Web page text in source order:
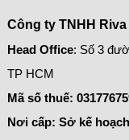
Công ty TNHH Riva
Head Office: Số 3
TP HCM
Mã số thuế:
Nơi cấp: Sở kế